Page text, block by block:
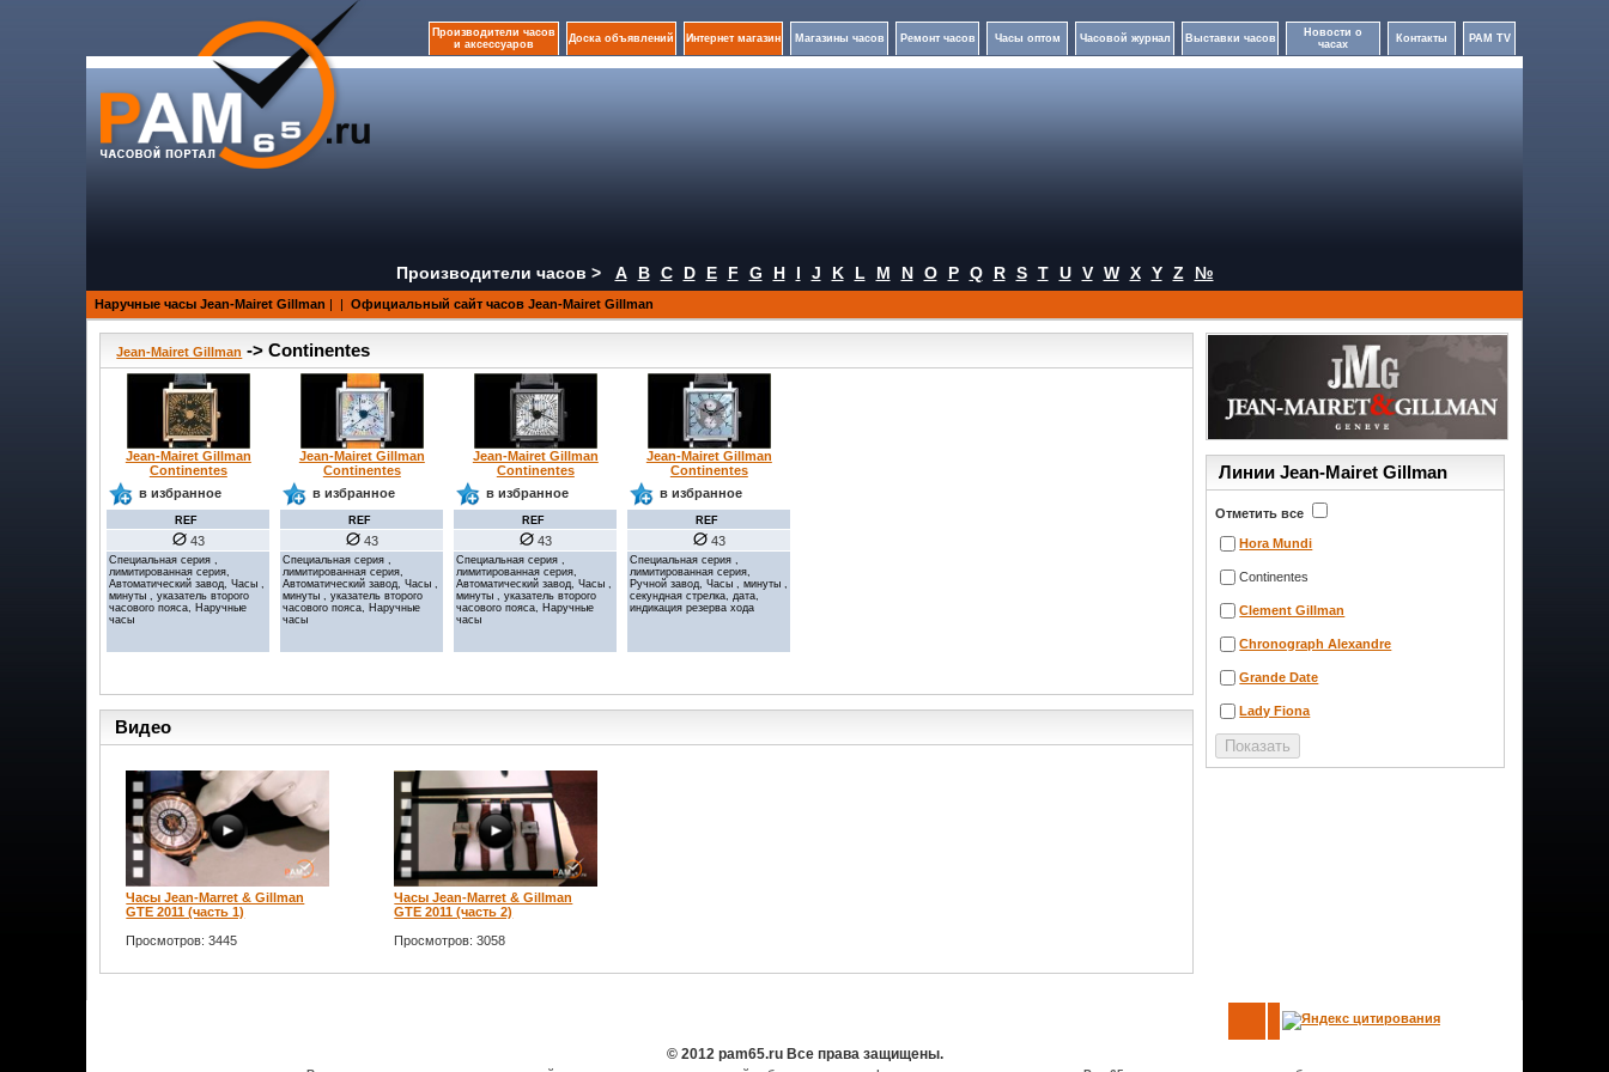
Производители часов
и аксессуаров
Доска объявлений Интернет магазин Магазины часов Ремонт часов Часы оптом Часовой журнал Выставки часов
Новости о
часах
Контакты PAM TV
Производители часов > A B C D E F G H I J K L M N O P Q R S T U V W X Y Z №
Наручные часы Jean-Mairet Gillman | | Официальный сайт часов Jean-Mairet Gillman
Jean-Mairet Gillman -> Continentes
Jean-Mairet Gillman
Continentes
в избранное
REF
43
Специальная серия ,
лимитированная серия,
Автоматический завод, Часы ,
минуты , указатель второго
часового пояса, Наручные
часы
Jean-Mairet Gillman
Continentes
в избранное
REF
43
Специальная серия ,
лимитированная серия,
Автоматический завод, Часы ,
минуты , указатель второго
часового пояса, Наручные
часы
Jean-Mairet Gillman
Continentes
в избранное
REF
43
Специальная серия ,
лимитированная серия,
Автоматический завод, Часы ,
минуты , указатель второго
часового пояса, Наручные
часы
Jean-Mairet Gillman
Continentes
в избранное
REF
43
Специальная серия ,
лимитированная серия,
Ручной завод, Часы , минуты ,
секундная стрелка, дата,
индикация резерва хода
Видео
Часы Jean-Marret & Gillman
GTE 2011 (часть 1)
Просмотров: 3445
Часы Jean-Marret & Gillman
GTE 2011 (часть 2)
Просмотров: 3058
Линии Jean-Mairet Gillman
Отметить все
Hora Mundi
Continentes
Clement Gillman
Chronograph Alexandre
Grande Date
Lady Fiona
© 2012 pam65.ru Все права защищены.